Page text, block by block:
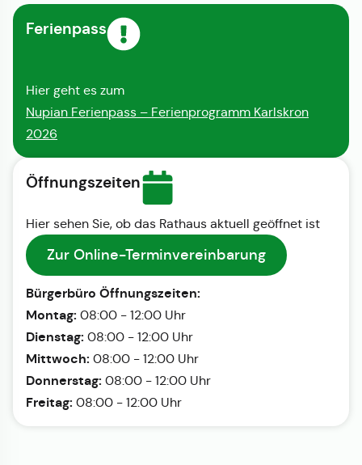
Ferienpass
Hier geht es zum
Nupian Ferienpass – Ferienprogramm Karlskron
2026
Öffnungszeiten
Hier sehen Sie, ob das Rathaus aktuell geöffnet ist
Zur Online-Terminvereinbarung
Bürgerbüro Öffnungszeiten:
Montag: 08:00 - 12:00 Uhr
Dienstag: 08:00 - 12:00 Uhr
Mittwoch: 08:00 - 12:00 Uhr
Donnerstag: 08:00 - 12:00 Uhr
Freitag: 08:00 - 12:00 Uhr